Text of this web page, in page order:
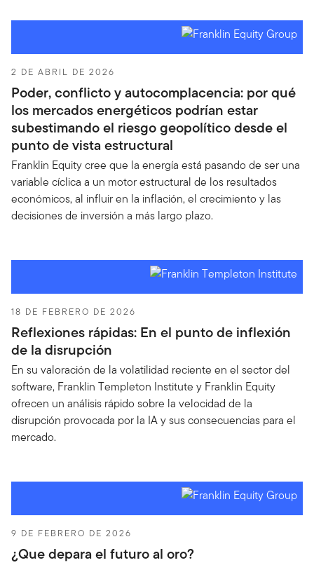
2 DE ABRIL DE 2026
Poder, conflicto y autocomplacencia: por qué
los mercados energéticos podrían estar
subestimando el riesgo geopolítico desde el
punto de vista estructural
Franklin Equity cree que la energía está pasando de ser una
variable cíclica a un motor estructural de los resultados
económicos, al influir en la inflación, el crecimiento y las
decisiones de inversión a más largo plazo.
18 DE FEBRERO DE 2026
Reflexiones rápidas: En el punto de inflexión
de la disrupción
En su valoración de la volatilidad reciente en el sector del
software, Franklin Templeton Institute y Franklin Equity
ofrecen un análisis rápido sobre la velocidad de la
disrupción provocada por la IA y sus consecuencias para el
mercado.
9 DE FEBRERO DE 2026
¿Que depara el futuro al oro?